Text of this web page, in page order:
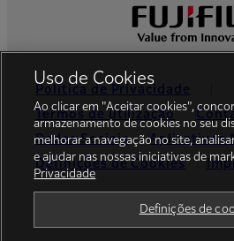
Política de Privacidade
Termos de utilização
Redes Sociais
Aplicativos
Definições de Cookies
Uso de Cookies
Ao clicar em "Aceitar cookies",
armazenamento de cookies no seu
melhorar a navegação no site,
e ajudar nas nossas iniciativas de
Privacidade
Definições de